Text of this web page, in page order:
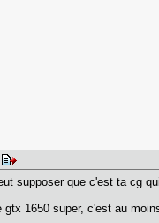
supposer que c'est ta cg
1650 super, c'est au